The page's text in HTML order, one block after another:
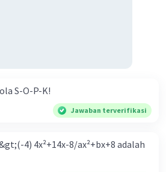
S-O-P-K!
Jawaban terverifikasi
4) 4x²+14x-8/ax²+bx+8 adalah